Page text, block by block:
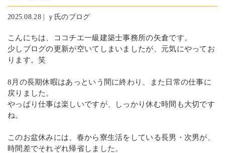
2025.08.28 | ｙ氏のブログ
こんにちは、ココチエ一級建築士事務所の矢倉です。
少しブログの更新が空いてしまいましたが、元気にやってお
ります。笑
8月の長期休暇はあっという間に終わり、また日常の仕事に
戻りました。
やっぱり仕事は楽しいですが、しっかり休む時間も大切です
ね。
このお盆休みには、春から寮生活をしている長男・次男が、
時間差でそれぞれ帰省しました。